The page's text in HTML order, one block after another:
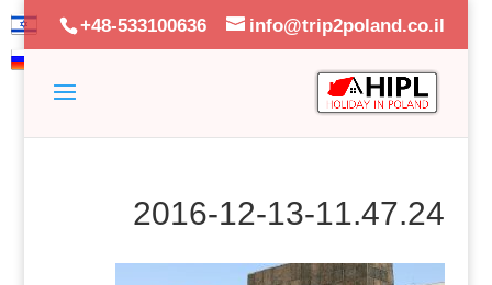
+48-533100636 info@trip2poland.co.il
2016-12-13-11.47.24